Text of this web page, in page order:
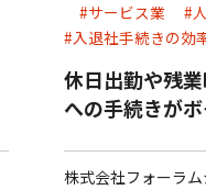
#サービス業
#
#入退社手続きの効
休日出勤や残
への手続きが
株式会社フォーラ